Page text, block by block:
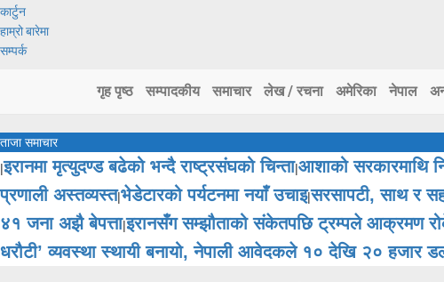
कार्टुन
हाम्रो बारेमा
सम्पर्क
गृह पृष्ठ सम्पादकीय समाचार लेख / रचना अमेरिका नेपाल
ताजा समाचार
|इरानमा मृत्युदण्ड बढेको भन्दै राष्ट्रसंघको चिन्ता|आशाको सरकारमाथि
प्रणाली अस्तव्यस्त|भेडेटारको पर्यटनमा नयाँ उचाइ|सरसापटी, साथ र
४१ जना अझै बेपत्ता|इरानसँग सम्झौताको संकेतपछि ट्रम्पले आक्रमण
धरौटी’ व्यवस्था स्थायी बनायो, नेपाली आवेदकले १० देखि २० हजार